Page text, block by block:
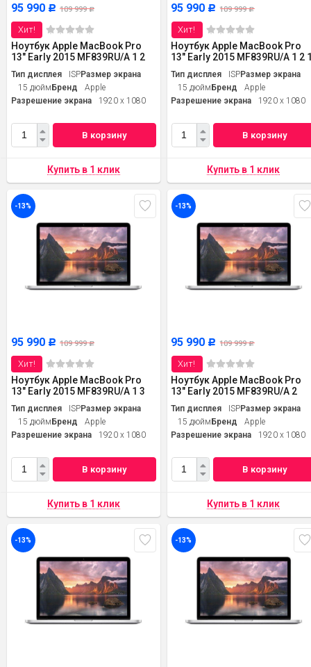
95 990 Р 109 999Р
Хит!
Ноутбук Apple MacBook Pro
13" Early 2015 MF839RU/A 1 2
Тип дисплея ISPРазмер экрана
15 дюймБренд
Apple
Разрешение экрана
1920 x 1080
В корзину
95 990 Р 109 999Р
Хит!
Ноутбук Apple MacBook Pro
13" Early 2015 MF839RU/A 1 2
Тип дисплея ISPРазмер экрана
15 дюймБренд
Apple
Разрешение экрана
1920 x 1080
В корзину
-13%
95 990 Р 109 999Р
Хит!
Ноутбук Apple MacBook Pro
13" Early 2015 MF839RU/A 1 3
Тип дисплея ISPРазмер экрана
15 дюймБренд
Apple
Разрешение экрана
1920 x 1080
В корзину
-13%
95 990 Р 109 999Р
Хит!
Ноутбук Apple MacBook Pro
13" Early 2015 MF839RU/A 2
Тип дисплея ISPРазмер экрана
15 дюймБренд
Apple
Разрешение экрана
1920 x 1080
В корзину
-13% -13%